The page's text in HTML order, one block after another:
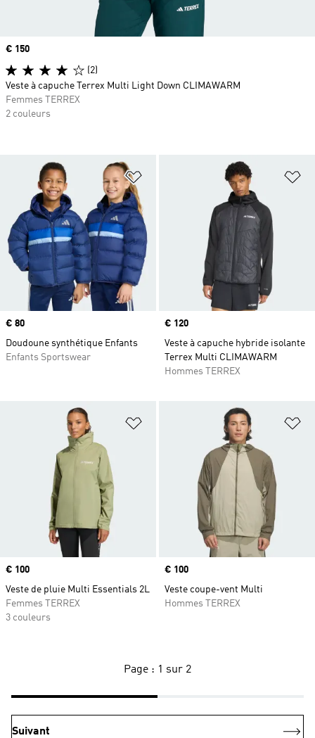
Ajouter à la Liste de produits
Prix
€ 80
Doudoune synthétique Enfants
Enfants Sportswear
Prix
€ 120
Veste à capuche hybride isolante
Terrex Multi CLIMAWARM
Hommes TERREX
Ajouter à la Liste de produits
Prix
€ 100
Veste de pluie Multi Essentials 2L
Femmes TERREX
3 couleurs
Prix
€ 100
Veste coupe-vent Multi
Hommes TERREX
Prix
€ 150
(2)
Veste à capuche Terrex Multi Light Down CLIMAWARM
Femmes TERREX
2 couleurs
Page : 1 sur 2
Suivant